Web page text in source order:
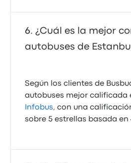
¿Cuál es la mejor
autobuses de
Según los clientes de
autobuses mejor calificada
Infobus, con una
sobre 5 estrellas basada en